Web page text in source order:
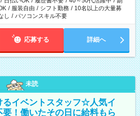
/ 服装自由 / シフト勤務 / 10名以上の大量募
し / パソコンスキル不要
応募する 詳細へ
未読
るイベントスタッフ☆人気イ
！働いたその日に給料もら